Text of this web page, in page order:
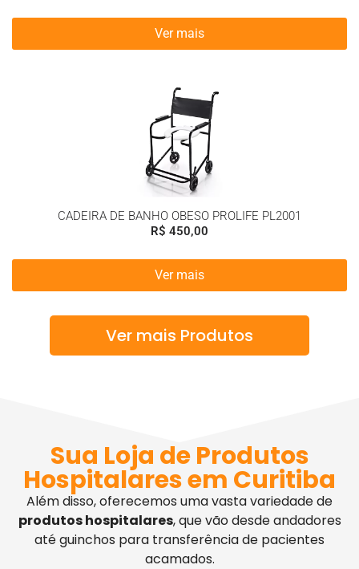
Ver mais
CADEIRA DE BANHO OBESO PROLIFE PL2001
R$ 450,00
Ver mais
Ver mais Produtos
Sua Loja de Produtos
Hospitalares em Curitiba
Além disso, oferecemos uma vasta variedade de
produtos hospitalares, que vão desde andadores
até guinchos para transferência de pacientes
acamados.